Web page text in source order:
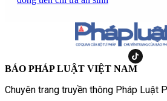
BÁO PHÁP LUẬT VIỆT NAM
Chuyên trang truyền thông Pháp Luật